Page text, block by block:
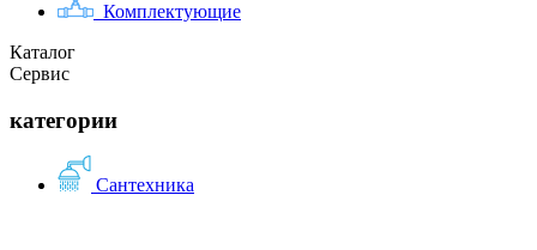
Комплектующие
Каталог
Сервис
категории
Сантехника